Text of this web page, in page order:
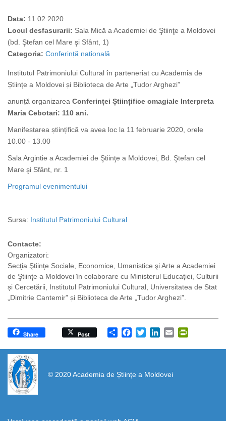
Data: 11.02.2020
Locul desfasurarii: Sala Mică a Academiei de Ştiinţe a Moldovei
(bd. Ştefan cel Mare şi Sfânt, 1)
Categoria: Conferință națională
Institutul Patrimoniului Cultural în parteneriat cu Academia de
Științe a Moldovei și Biblioteca de Arte „Tudor Arghezi”
anunță organizarea Conferinței Științifice omagiale Interpreta
Maria Cebotari: 110 ani.
Manifestarea științifică va avea loc la 11 februarie 2020, orele
10.00 - 13.00
Sala Argintie a Academiei de Ştiinţe a Moldovei, Bd. Ştefan cel
Mare şi Sfânt, nr. 1
Programul evenimentului
Sursa: Institutul Patrimoniului Cultural
Contacte:
Organizatori:
Secţia Ştiinţe Sociale, Economice, Umanistice şi Arte a Academiei
de Ştiinţe a Moldovei în colaborare cu Ministerul Educației, Culturii
și Cercetării, Institutul Patrimoniului Cultural, Universitatea de Stat
„Dimitrie Cantemir” și Biblioteca de Arte „Tudor Arghezi”.
Share
Share Post Facebook
TwitterLinkedIn
Email
© 2020 Academia de Științe a Moldovei
https://propletenie.ru/